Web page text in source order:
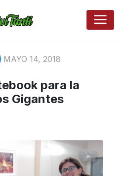
MAYO 14, 2018
para la
Gigantes